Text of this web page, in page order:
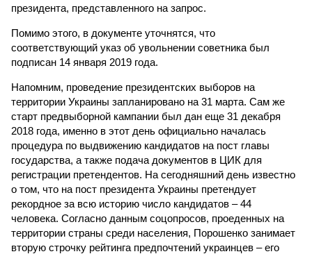
президента, представленного на запрос.
Помимо этого, в документе уточнятся, что
соответствующий указ об увольнении советника был
подписан 14 января 2019 года.
Напомним, проведение президентских выборов на
территории Украины запланировано на 31 марта. Сам же
старт предвыборной кампании был дан еще 31 декабря
2018 года, именно в этот день официально началась
процедура по выдвижению кандидатов на пост главы
государства, а также подача документов в ЦИК для
регистрации претендентов. На сегодняшний день известно
о том, что на пост президента Украины претендует
рекордное за всю историю число кандидатов – 44
человека. Согласно данным соцопросов, проеденных на
территории страны среди населения, Порошенко занимает
вторую строчку рейтинга предпочтений украинцев – его